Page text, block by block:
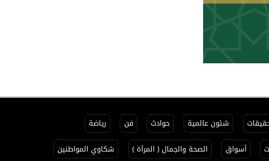
شئون عالمية حوادث فن
رياضة
أسواق الصحة والجمال ( المرآة ) شكاوي المواطنين